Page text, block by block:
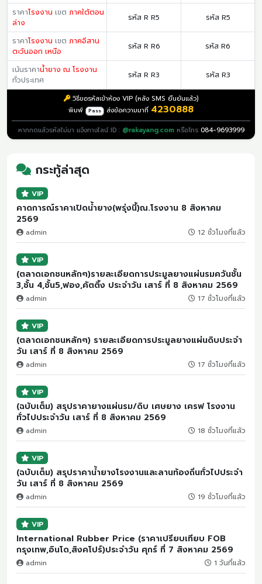
ราคาโรงงาน เขต ภาคใต้ตอน
ล่าง
รหัส R R5 รหัส R5
ราคาโรงงาน เขต ภาคอีสาน
ตะวันออก เหนือ
รหัส R R6 รหัส R6
เน้นราคาน้ำยาง ณ โรงงาน
ทั่วประเทศ
รหัส R R3 รหัส R3
วิธีขอรหัสเข้าห้อง VIP (หลัง SMS ยืนยันแล้ว)
พิมพ์
Pass ส่งข้อความมาที่ 4230888
หากกดแล้วรหัสไม่มา แจ้งทางไลน์ ID : @rakayang.comหรือโทร 084-9693999
กระทู้ล่าสุด
VIP
คาดการณ์ราคาเปิดน้ำยาง(พรุ่งนี้)ณ.โรงงาน 8 สิงหาคม
2569
admin 12 ชั่วโมงที่แล้ว
VIP
(ตลาดเอกชนหลักๆ)รายละเอียดการประมูลยางแผ่นรมควันชั้น
3,ชั้น 4,ชั้น5,ฟอง,คัตติ้ง ประจำวัน เสาร์ ที่ 8 สิงหาคม 2569
admin 17 ชั่วโมงที่แล้ว
VIP
(ตลาดเอกชนหลักๆ) รายละเอียดการประมูลยางแผ่นดิบประจำ
วัน เสาร์ ที่ 8 สิงหาคม 2569
admin 17 ชั่วโมงที่แล้ว
VIP
(ฉบับเต็ม) สรุปราคายางแผ่นรม/ดิบ เศษยาง เครฟ โรงงาน
ทั่วไปประจำวัน เสาร์ ที่ 8 สิงหาคม 2569
admin 18 ชั่วโมงที่แล้ว
VIP
(ฉบับเต็ม) สรุปราคาน้ำยางโรงงานและลานท้องถิ่นทั่วไปประจำ
วัน เสาร์ ที่ 8 สิงหาคม 2569
admin 19 ชั่วโมงที่แล้ว
VIP
International Rubber Price (ราคาเปรียบเทียบ FOB
กรุงเทพ,อินโด,สิงคโปร์)ประจำวัน ศุกร์ ที่ 7 สิงหาคม 2569
admin 1 วันที่แล้ว